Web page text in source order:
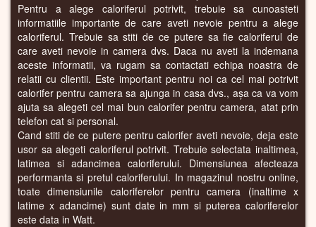
Pentru a alege caloriferul potrivit, trebuie sa cunoasteti
informatiile importante de care aveti nevoie pentru a alege
caloriferul. Trebuie sa stiti de ce putere sa fie caloriferul de
care aveti nevoie in camera dvs. Daca nu aveti la indemana
aceste informatii, va rugam sa contactati echipa noastra de
relatii cu clientii. Este important pentru noi ca cel mai potrivit
calorifer pentru camera sa ajunga in casa dvs., așa ca va vom
ajuta sa alegeti cel mai bun calorifer pentru camera, atat prin
telefon cat si personal.
Cand stiti de ce putere pentru calorifer aveti nevoie, deja este
usor sa alegeti caloriferul potrivit. Trebuie selectata inaltimea,
latimea si adancimea caloriferului. Dimensiunea afecteaza
performanta si pretul caloriferului. In magazinul nostru online,
toate dimensiunile caloriferelor pentru camera (inaltime x
latime x adancime) sunt date in mm si puterea caloriferelor
este data in Watt.